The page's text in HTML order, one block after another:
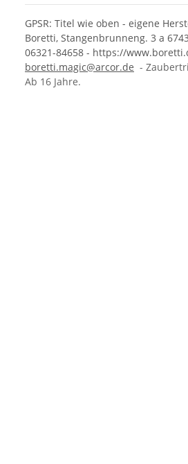
GPSR: Titel wie oben - eigene
Boretti, Stangenbrunneng. 3 a
06321-84658 - https://
boretti.magic@arcor.de -
Ab 16 Jahre.